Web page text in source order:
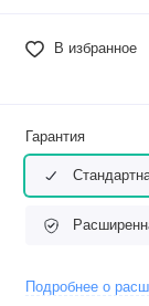
В избранное
Гарантия
Подробнее о